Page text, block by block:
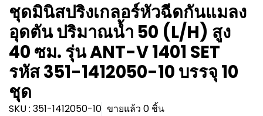
ชุดมินิสปริงเกลอร์หัวฉีดกันแมลง
อุดตัน ปริมาณน้ำ 50 (L/H) สูง
40 ซม. รุ่น ANT-V 1401 SET
รหัส 351-1412050-10 บรรจุ 10
ชุด
SKU : 351-1412050-10 ขายแล้ว 0 ชิ้น